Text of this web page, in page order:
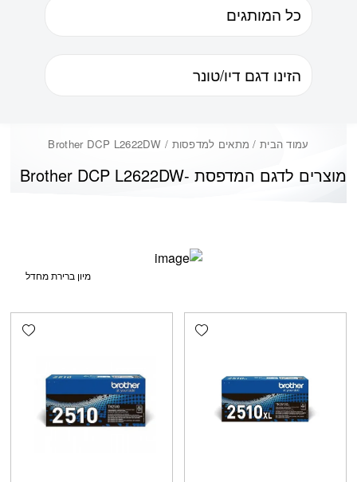
עמוד הבית/ מתאים למדפסות / Brother DCP L2622DW
Brother DCP L2622DWמוצרים לדגם המדפסת -
Add wishlist